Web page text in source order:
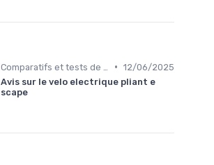
• 12/06/2025
Avis sur le velo electrique pliant e
scape